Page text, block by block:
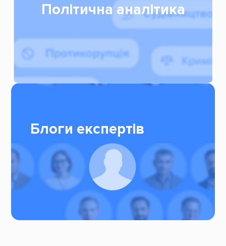
Політична аналітика
Блоги експертів